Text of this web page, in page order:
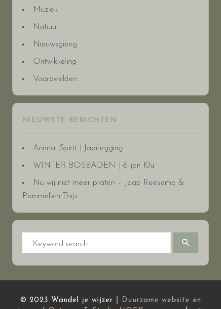
Muziek
Natuur
Nieuwsgierig
Ontwikkeling
Voorbeelden
NIEUWSTE BERICHTEN
Animal Spirit | Jaarlegging
WINTER BOSBADEN | 8 jan 10u
Nu wij niet meer praten – Jaap Reesema &
Pommelien Thijs
© 2023 Wandel je wijzer | Duurzame website en